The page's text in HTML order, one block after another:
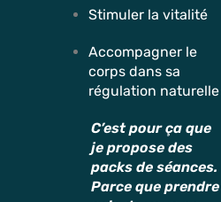
Stimuler la vitalité
Accompagner le
corps dans sa
régulation naturelle
C’est pour ça que
je propose des
packs de séances.
Parce que prendre